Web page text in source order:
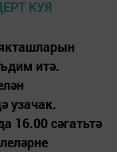
итә.
узачак.
16.00 сәгатьтә